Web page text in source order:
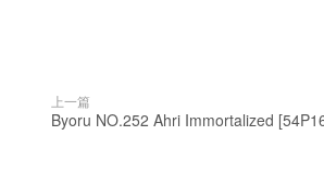
上一篇
Byoru NO.252 Ahri Immortalized